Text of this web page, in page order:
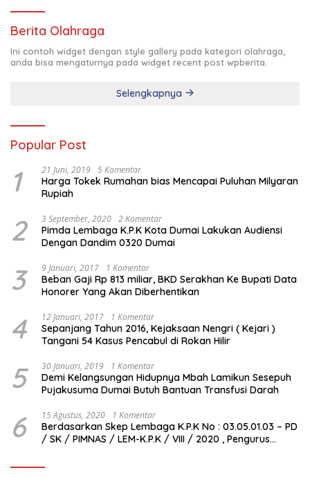
Berita Olahraga
Ini contoh widget dengan style gallery pada kategori olahraga,
anda bisa mengaturnya pada widget recent post wpberita.
Selengkapnya
Popular Post
1 21 Juni, 2019 5 Komentar
Harga Tokek Rumahan bias Mencapai Puluhan Milyaran
Rupiah
2 3 September, 2020 2 Komentar
Pimda Lembaga K.P.K Kota Dumai Lakukan Audiensi
Dengan Dandim 0320 Dumai
3 9 Januari, 2017 1 Komentar
Beban Gaji Rp 813 miliar, BKD Serakhan Ke Bupati Data
Honorer Yang Akan Diberhentikan
4 12 Januari, 2017 1 Komentar
Sepanjang Tahun 2016, Kejaksaan Nengri ( Kejari )
Tangani 54 Kasus Pencabul di Rokan Hilir
5 30 Januari, 2019 1 Komentar
Demi Kelangsungan Hidupnya Mbah Lamikun Sesepuh
Pujakusuma Dumai Butuh Bantuan Transfusi Darah
6 15 Agustus, 2020 1 Komentar
Berdasarkan Skep Lembaga K.P.K No : 03.05.01.03 – PD
/ SK / PIMNAS / LEM-K.P.K / VIII / 2020 , Pengurus